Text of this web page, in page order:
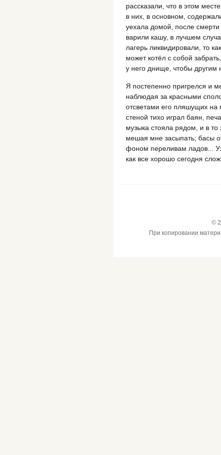
рассказали, что в этом
в них, в основном,
уехала домой, после
варили кашу, в лучшем
лагерь ликвидировали, то
может котёл с собой
у него днище, чтобы другим
Я постепенно пригрелся и
наблюдая за красными
отсветами его пляшущих на
стеной тихо играл баян,
музыка стояла рядом, и в
мешая мне засыпать; басы
фоном переливам ладов...
как все хорошо сегодня
©
При копировании